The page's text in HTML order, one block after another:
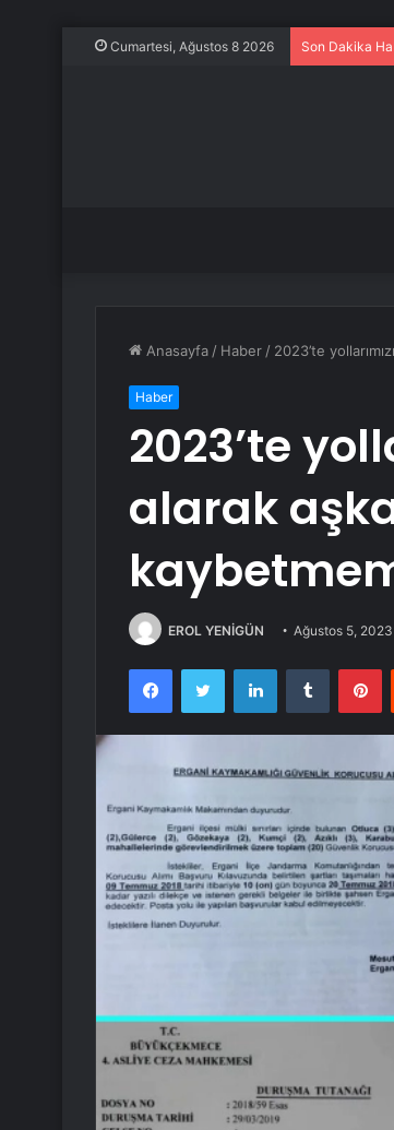
Cumartesi, Ağustos 8 2026 Son Dakika
Anasayfa / Haber / 2023’te
Haber
2023’te
alarak
EROL YENİGÜN Ağustos 5, 2023
FacebookTwitter LinkedInTumblr